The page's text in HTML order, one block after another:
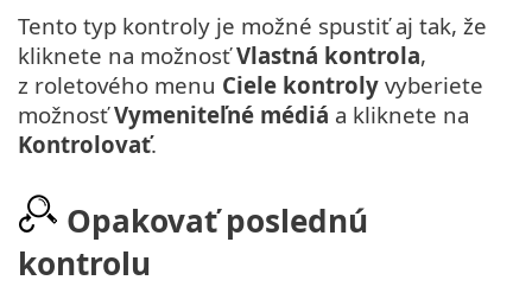
Tento typ kontroly je možné spustiť aj tak, že
kliknete na možnosťVlastná kontrola,
z roletového menu Ciele kontroly vyberiete
možnosťVymeniteľné médiá a kliknete na
Kontrolovať.
Opakovať poslednú
kontrolu